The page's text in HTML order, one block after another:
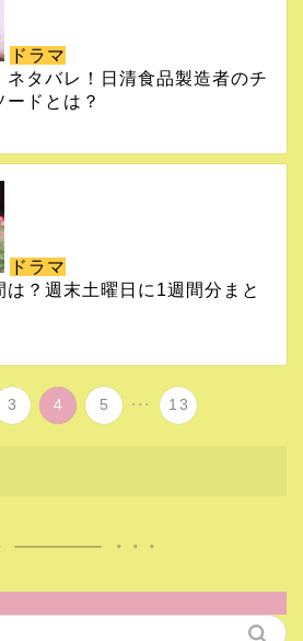
ドラマ
ネタバレ！日清食品製造者のチ
ドとは？
ドラマ
は？週末土曜日に1週間分まと
3 4 5 ... 13